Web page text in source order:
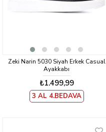
Zeki Narin 5030 Siyah Erkek Casual
Ayakkabı
₺1.499,99
3 AL 4.BEDAVA